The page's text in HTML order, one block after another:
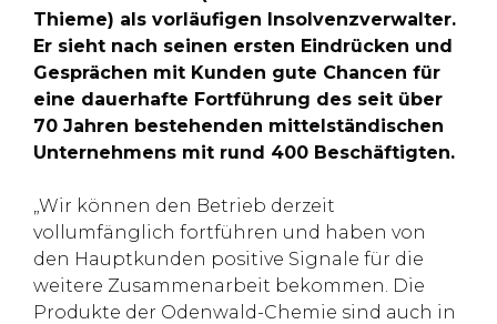
Thieme) als vorläufigen Insolvenzverwalter.
Er sieht nach seinen ersten Eindrücken und
Gesprächen mit Kunden gute Chancen für
eine dauerhafte Fortführung des seit über
70 Jahren bestehenden mittelständischen
Unternehmens mit rund 400 Beschäftigten.
„Wir können den Betrieb derzeit
vollumfänglich fortführen und haben von
den Hauptkunden positive Signale für die
weitere Zusammenarbeit bekommen. Die
Produkte der Odenwald-Chemie sind auch in